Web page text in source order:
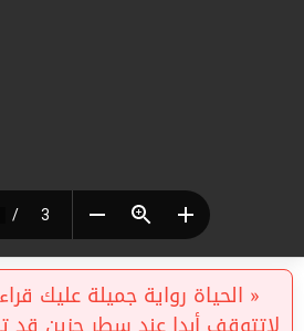
« الحياة رواية جميلة عليك